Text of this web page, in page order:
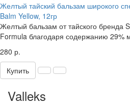
Желтый тайский бальзам широкого
Balm Yellow, 12гр
Желтый бальзам от тайского бренда
Formula благодаря содержанию 29%
280 р.
Купить
Valleks